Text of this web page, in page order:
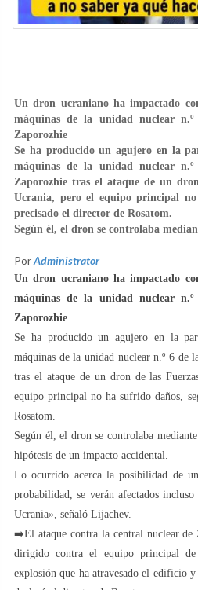
Un dron ucraniano ha impactado
máquinas de la unidad nuclear
Zaporozhie
Se ha producido un agujero en la
máquinas de la unidad nuclear
Zaporozhie tras el ataque de un
Ucrania, pero el equipo principal
precisado el director de Rosatom.
Según él, el dron se controlaba
PorAdministrator
Un dron ucraniano ha impactado
máquinas de la unidad nuclear
Zaporozhie
Se ha producido un agujero en la
máquinas de la unidad nuclear n.º 6 de
tras el ataque de un dron de las
equipo principal no ha sufrido daños,
Rosatom.
Según él, el dron se controlaba
hipótesis de un impacto accidental.
Lo ocurrido acerca la posibilidad de
probabilidad, se verán afectados
Ucrania», señaló Lijachev.
➡️El ataque contra la central nuclear de
dirigido contra el equipo principal
explosión que ha atravesado el edificio y